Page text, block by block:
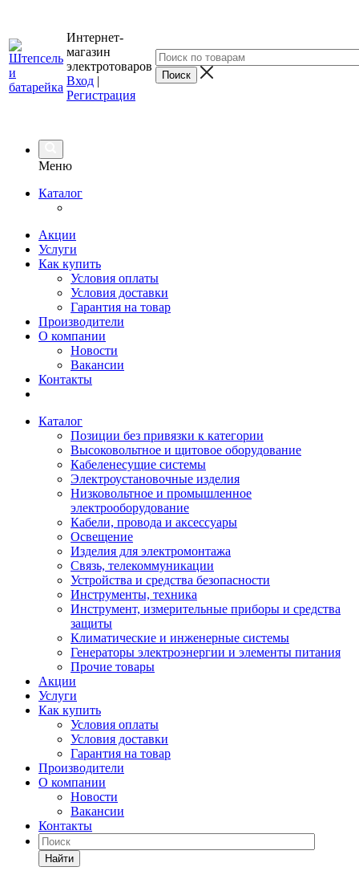
Интернет-
магазин
электротоваров
Вход |
Регистрация
Меню
Каталог
Акции
Услуги
Как купить
Условия оплаты
Условия доставки
Гарантия на товар
Производители
О компании
Новости
Вакансии
Контакты
Каталог
Позиции без привязки к категории
Высоковольтное и щитовое оборудование
Кабеленесущие системы
Электроустановочные изделия
Низковольтное и промышленное
электрооборудование
Кабели, провода и аксессуары
Освещение
Изделия для электромонтажа
Связь, телекоммуникации
Устройства и средства безопасности
Инструменты, техника
Инструмент, измерительные приборы и средства
защиты
Климатические и инженерные системы
Генераторы электроэнергии и элементы питания
Прочие товары
Акции
Услуги
Как купить
Условия оплаты
Условия доставки
Гарантия на товар
Производители
О компании
Новости
Вакансии
Контакты
Найти